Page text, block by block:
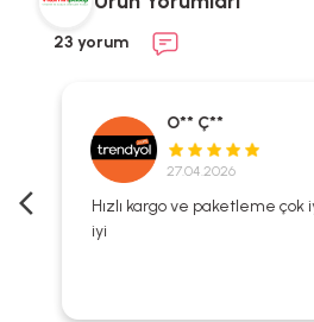
23 yorum
O** Ç**
27.04.2026
Hızlı kargo ve paketleme
iyi